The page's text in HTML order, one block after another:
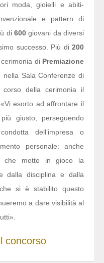
moda, gioielli e abiti-
e pattern di
di 600giovani da diversi
successo. Più di 200
di Premiazione
Sala Conferenze di
della cerimonia il
«Vi esorto ad affrontare il
giusto, perseguendo
dell’impresa o
personale: anche
che mette in gioco la
dalla disciplina e dalla
si è stabilito questo
a dare visibilità al
concorso